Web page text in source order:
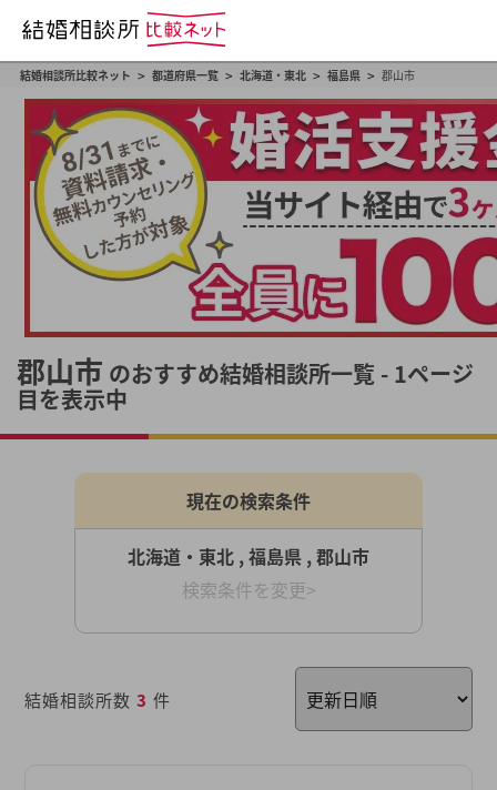
結婚相談所比較ネット > 都道府県一覧 > 北海道・東北 > 福島県 > 郡山市
郡山市 のおすすめ結婚相談所一覧 - 1ページ
目を表示中
現在の検索条件
北海道・東北 , 福島県 , 郡山市
検索条件を変更>
結婚相談所数 3 件